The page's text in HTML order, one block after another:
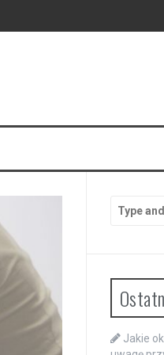
Search
for:
Jakie